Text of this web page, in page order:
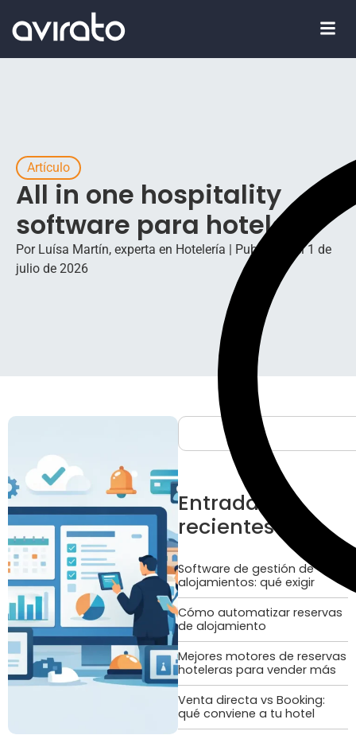
Artículo
All in one hospitality
software para hoteles
Por Luísa Martín, experta en Hotelería | Publicado el 1 de
julio de 2026
Entradas
recientes
Software de gestión de
alojamientos: qué exigir
Cómo automatizar reservas
de alojamiento
Mejores motores de reservas
hoteleras para vender más
Venta directa vs Booking:
qué conviene a tu hotel